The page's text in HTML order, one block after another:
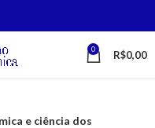
0 R$0,00
e ciência dos